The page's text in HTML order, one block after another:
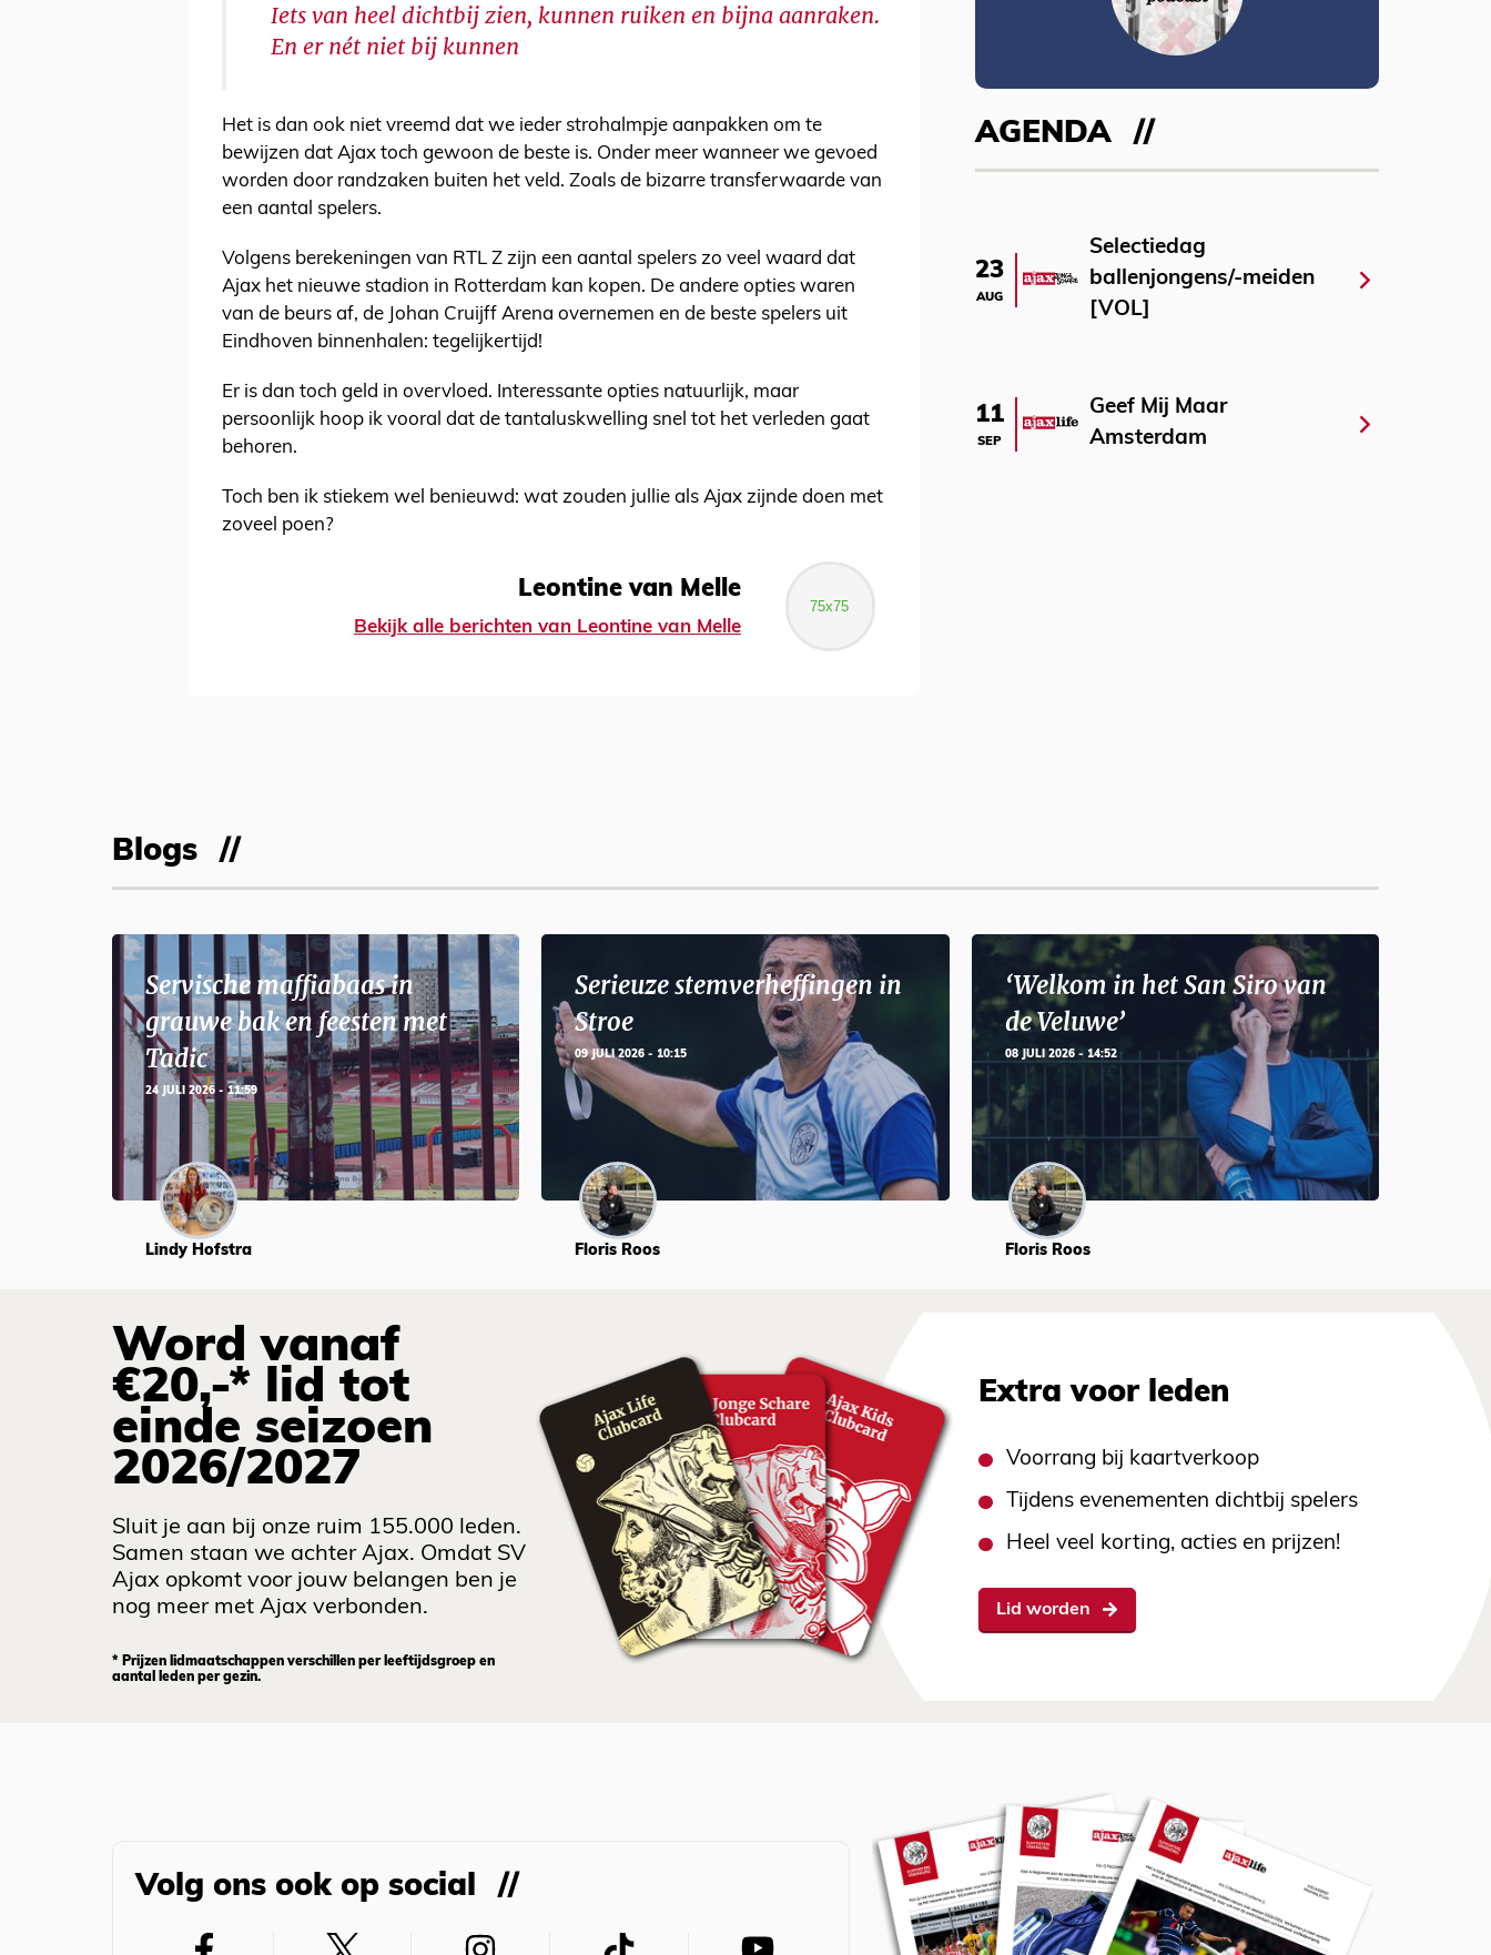
Iets van heel dichtbij zien, kunnen ruiken en bijna aanraken.
En er nét niet bij kunnen
Het is dan ook niet vreemd dat we ieder strohalmpje aanpakken om te
bewijzen dat Ajax toch gewoon de beste is. Onder meer wanneer we gevoed
worden door randzaken buiten het veld. Zoals de bizarre transferwaarde van
een aantal spelers.
Volgens berekeningen van RTL Z zijn een aantal spelers zo veel waard dat
Ajax het nieuwe stadion in Rotterdam kan kopen. De andere opties waren
van de beurs af, de Johan Cruijff Arena overnemen en de beste spelers uit
Eindhoven binnenhalen: tegelijkertijd!
Er is dan toch geld in overvloed. Interessante opties natuurlijk, maar
persoonlijk hoop ik vooral dat de tantaluskwelling snel tot het verleden gaat
behoren.
Toch ben ik stiekem wel benieuwd: wat zouden jullie als Ajax zijnde doen met
zoveel poen?
Leontine van Melle
Bekijk alle berichten van Leontine van Melle
AGENDA
23
AUG
Selectiedag
ballenjongens/-meiden
[VOL]
11
SEP
Geef Mij Maar
Amsterdam
Blogs
Servische maffiabaas in
grauwe bak en feesten met
Tadic
24 JULI 2026 - 11:59
Lindy Hofstra
Serieuze stemverheffingen in
Stroe
09 JULI 2026 - 10:15
Floris Roos
‘Welkom in het San Siro van
de Veluwe’
08 JULI 2026 - 14:52
Floris Roos
Word vanaf
€20,-* lid tot
einde seizoen
2026/2027
Sluit je aan bij onze ruim 155.000 leden.
Samen staan we achter Ajax. Omdat SV
Ajax opkomt voor jouw belangen ben je
nog meer met Ajax verbonden.
* Prijzen lidmaatschappen verschillen per leeftijdsgroep en
aantal leden per gezin.
Extra voor leden
Voorrang bij kaartverkoop
Tijdens evenementen dichtbij spelers
Heel veel korting, acties en prijzen!
Lid worden
Volg ons ook op social